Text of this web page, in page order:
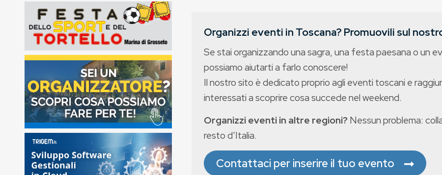
Organizzi eventi in Toscana? Promuovili sul
Se stai organizzando una sagra, una festa paesana o un
possiamo aiutarti a farlo conoscere!
Il nostro sito è dedicato proprio agli eventi toscani e
interessati a scoprire cosa succede nel weekend.
Organizzi eventi in altre regioni? Nessun problema:
resto d’Italia.
Contattaci per inserire il tuo evento